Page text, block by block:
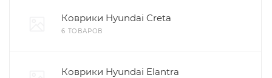
Коврики Hyundai Creta
6 ТОВАРОВ
Коврики Hyundai Elantra